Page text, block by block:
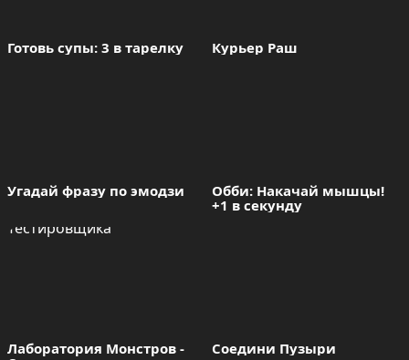
Готовь супы: 3 в тарелку Курьер Раш
Угадай фразу по эмодзи
Обби: Накачай мышцы!
+1 в секунду
Лаборатория Монстров -
Соедини Пузыри